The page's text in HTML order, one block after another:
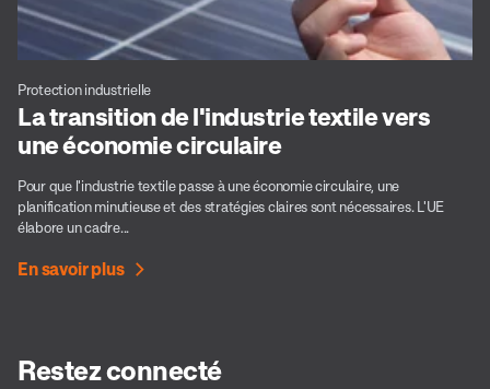
Protection industrielle
La transition de l'industrie textile vers
une économie circulaire
Pour que l'industrie textile passe à une économie circulaire, une
planification minutieuse et des stratégies claires sont nécessaires. L'UE
élabore un cadre...
En savoir plus
Restez connecté